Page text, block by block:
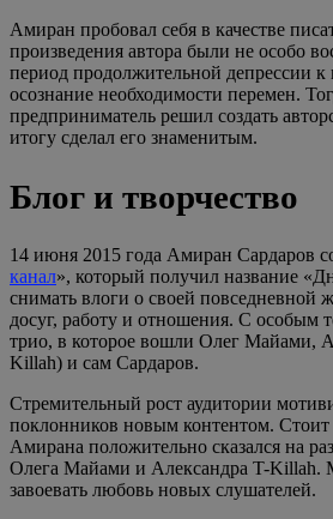
Амиран пробовал себя в качестве
произведения автора были не особо
период продолжительной депрессии
осознание необходимости перемен.
предприниматель решил создать
итогу сделал его знаменитым.
Блог и творчество
14 июня 2015 года Амиран Сардаров
канал», который получил название
снимать влоги о своей повседневной
досуг, работу и отношения. С особым
трио, в которое вошли Олег Майами,
Killah) и сам Сардаров.
Стремительный рост аудитории
поклонников новым контентом. Стоит
Амирана положительно сказался на
Олега Майами и Александра T-Killah.
завоевать любовь новых слушателей.